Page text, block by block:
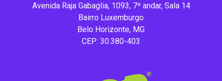
Avenida Raja Gabaglia, 1093, 7º andar, Sala 14
Bairro Luxemburgo
Belo Horizonte, MG
CEP: 30.380-403